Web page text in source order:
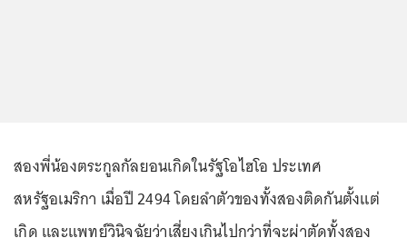
สองพี่น้องตระกูลกัลยอนเกิดในรัฐโอไฮโอ ประเทศ
สหรัฐอเมริกา เมื่อปี 2494 โดยลำตัวของทั้งสองติดกันตั้งแต่
เกิด และแพทย์วินิจฉัยว่าเสี่ยงเกินไปกว่าที่จะผ่าตัดทั้งสอง